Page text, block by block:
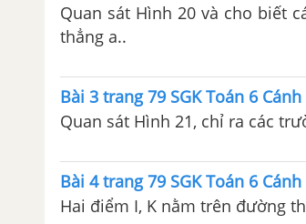
Quan sát Hình 20 và cho biết
thẳng a..
Bài 3 trang 79 SGK Toán 6
Quan sát Hình 21, chỉ ra các
Bài 4 trang 79 SGK Toán 6
Hai điểm I, K nằm trên đường